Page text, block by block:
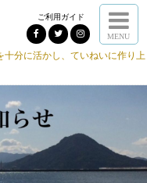
ご利用ガイド
MENU
分に活かし、ていねいに作り上